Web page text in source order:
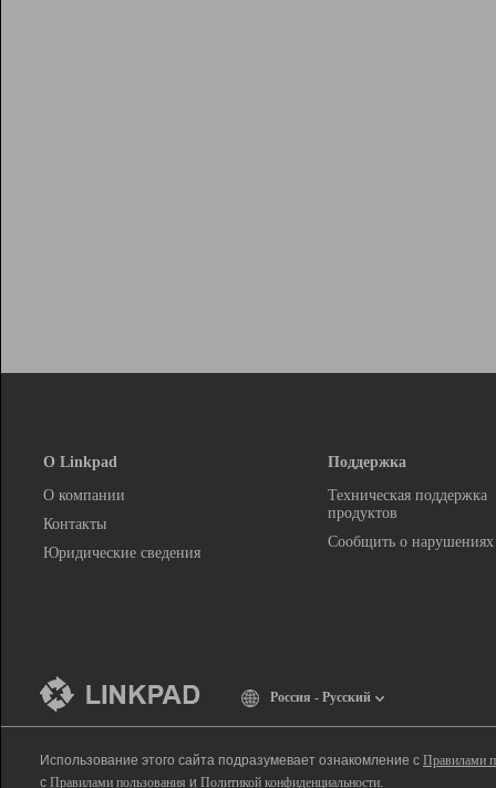
О Linkpad
О компании
Контакты
Юридические сведения
Поддержка
Техническая поддержка
продуктов
Сообщить о нарушениях
Россия - Русский
Использование этого сайта подразумевает ознакомление с Правилами
с Правилами пользования и Политикой конфиденциальности.